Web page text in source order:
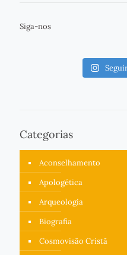
Siga-nos
Categorias
Aconselhamento
Apologética
Arqueologia
Biografia
Cosmovisão Cristã